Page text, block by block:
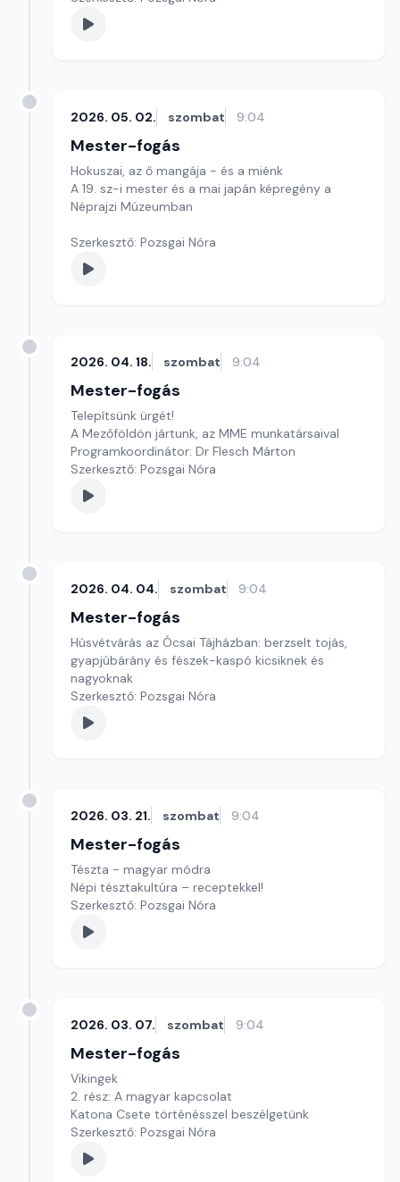
2026. 05. 02. szombat 9:04
Mester-fogás
Hokuszai, az ő mangája - és a miénk
A 19. sz-i mester és a mai japán képregény a
Néprajzi Múzeumban
Szerkesztő: Pozsgai Nóra
2026. 04. 18. szombat 9:04
Mester-fogás
Telepítsünk ürgét!
A Mezőföldön jártunk, az MME munkatársaival
Programkoordinátor: Dr Flesch Márton
Szerkesztő: Pozsgai Nóra
2026. 04. 04. szombat 9:04
Mester-fogás
Húsvétvárás az Ócsai Tájházban: berzselt tojás,
gyapjúbárány és fészek-kaspó kicsiknek és
nagyoknak
Szerkesztő: Pozsgai Nóra
2026. 03. 21. szombat 9:04
Mester-fogás
Tészta - magyar módra
Népi tésztakultúra – receptekkel!
Szerkesztő: Pozsgai Nóra
2026. 03. 07. szombat 9:04
Mester-fogás
Vikingek
2. rész: A magyar kapcsolat
Katona Csete történésszel beszélgetünk
Szerkesztő: Pozsgai Nóra